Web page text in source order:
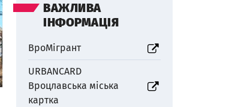
ВАЖЛИВА
ІНФОРМАЦІЯ
ВроМігрантotworzy się w nowej karcie
URBANCARD
Вроцлавська міська
картка